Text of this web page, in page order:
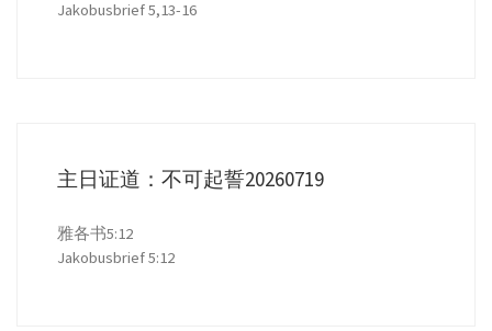
Jakobusbrief 5,13-16
主日证道：不可起誓20260719
雅各书5:12
Jakobusbrief 5:12